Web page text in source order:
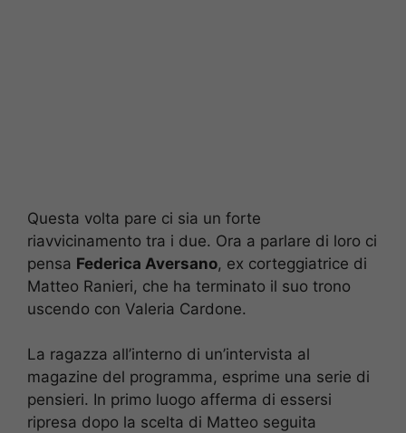
Questa volta pare ci sia un forte
riavvicinamento tra i due. Ora a parlare di loro ci
pensa Federica Aversano, ex corteggiatrice di
Matteo Ranieri, che ha terminato il suo trono
uscendo con Valeria Cardone.
La ragazza all’interno di un’intervista al
magazine del programma, esprime una serie di
pensieri. In primo luogo afferma di essersi
ripresa dopo la scelta di Matteo seguita